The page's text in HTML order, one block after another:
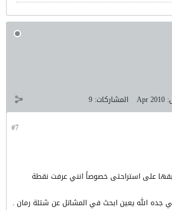
Apr 2010 المشاركات: 9
#7
على استراحتى خصوصاً انني عرفت نقطة
جده الله يعين ابحث في المشاتل عن شتلة رمان .